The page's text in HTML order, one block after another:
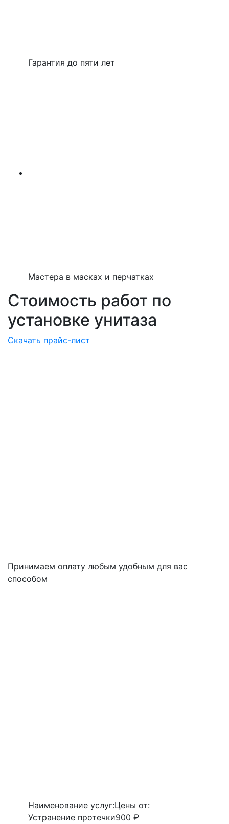
Гарантия до пяти лет
Мастера в масках и перчатках
Стоимость работ по
установке унитаза
Скачать прайс-лист
Принимаем оплату любым удобным для вас
способом
Наименование услуг:Цены от:
Устранение протечки900 ₽